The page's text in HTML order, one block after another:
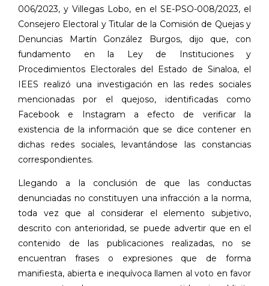
006/2023, y Villegas Lobo, en el SE-PSO-008/2023, el
Consejero Electoral y Titular de la Comisión de Quejas y
Denuncias Martín González Burgos, dijo que, con
fundamento en la Ley de Instituciones y
Procedimientos Electorales del Estado de Sinaloa, el
IEES realizó una investigación en las redes sociales
mencionadas por el quejoso, identificadas como
Facebook e Instagram a efecto de verificar la
existencia de la información que se dice contener en
dichas redes sociales, levantándose las constancias
correspondientes.
Llegando a la conclusión de que las conductas
denunciadas no constituyen una infracción a la norma,
toda vez que al considerar el elemento subjetivo,
descrito con anterioridad, se puede advertir que en el
contenido de las publicaciones realizadas, no se
encuentran frases o expresiones que de forma
manifiesta, abierta e inequívoca llamen al voto en favor